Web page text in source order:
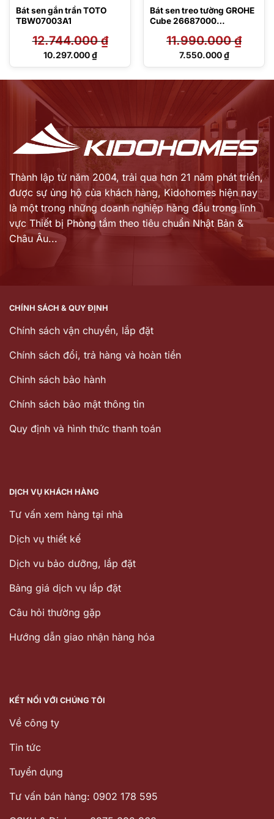
Bát sen gắn trần TOTO
TBW07003A1
12.744.000₫
Giá
10.297.000₫
Giá
Bát sen treo tường GROHE
Cube 26687000
11.990.000₫
Giá
11.990.000 ₫.
7.550.000₫
Giá
7.550.000 ₫.
Thành lập từ năm 2004, trải qua hơn 21 năm phát triển,
được sự ủng hộ của khách hàng, Kidohomes hiện nay
là một trong những doanh nghiệp hàng đầu trong lĩnh
vực Thiết bị Phòng tắm theo tiêu chuẩn Nhật Bản &
Châu Âu...
CHÍNH SÁCH & QUY ĐỊNH
Chính sách vận chuyển, lắp đặt
Chính sách đổi, trả hàng và hoàn tiền
Chinh sách bảo hành
Chính sách bảo mật thông tin
Quy định và hình thức thanh toán
DỊCH VỤ KHÁCH HÀNG
Tư vấn xem hàng tại nhà
Dịch vụ thiết kế
Dịch vu bảo dưỡng, lắp đặt
Bảng giá dịch vụ lắp đặt
Câu hỏi thường gặp
Hướng dẫn giao nhận hàng hóa
KẾT NỐI VỚI CHÚNG TÔI
Về công ty
Tin tức
Tuyển dụng
Tư vấn bán hàng: 0902 178 595